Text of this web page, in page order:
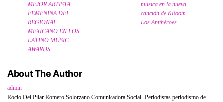
MEJOR ARTISTA
FEMENINA DEL
REGIONAL
MEXICANO EN LOS
LATINO MUSIC
AWARDS
música en la nueva
canción de KBoom
Los Antihéroes
About The Author
admin
Rocio Del Pilar Romero Solorzano Comunicadora Social -Periodistas periodismo de